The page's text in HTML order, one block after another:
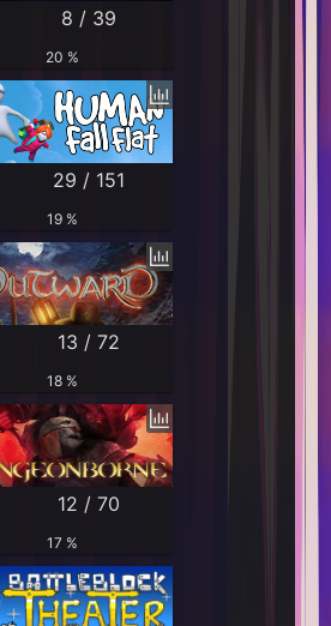
8 / 39
20 %
29 / 151
19 %
13 / 72
18 %
12 / 70
17 %